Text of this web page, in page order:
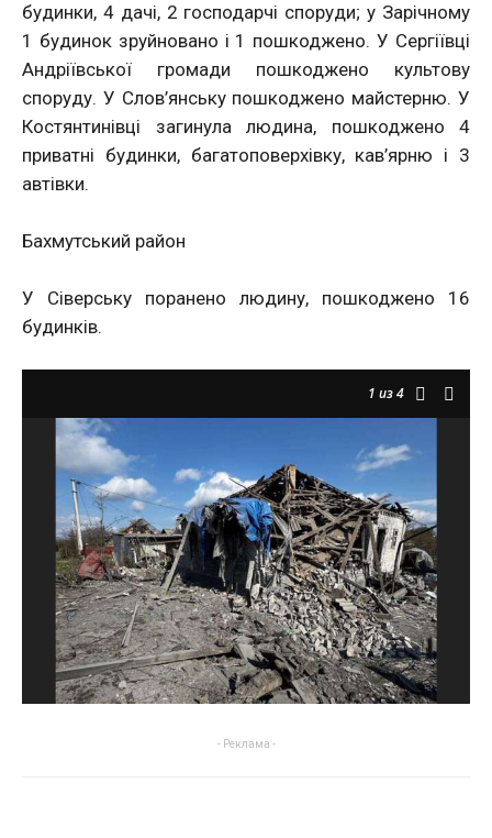
будинки, 4 дачі, 2 господарчі споруди; у Зарічному
1 будинок зруйновано і 1 пошкоджено. У Сергіївці
Андріївської громади пошкоджено культову
споруду. У Слов’янську пошкоджено майстерню. У
Костянтинівці загинула людина, пошкоджено 4
приватні будинки, багатоповерхівку, кав’ярню і 3
автівки.
Бахмутський район
У Сіверську поранено людину, пошкоджено 16
будинків.
1 из 4
- Реклама -